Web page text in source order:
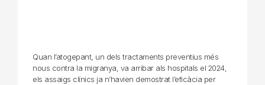
Quan l’atogepant, un dels tractaments preventius més
nous contra la migranya, va arribar als hospitals el 2024,
els assaigs clínics ja n’havien demostrat l’eficàcia per